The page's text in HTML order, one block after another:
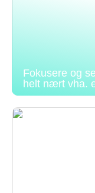
Fokusere og
helt nært vha.